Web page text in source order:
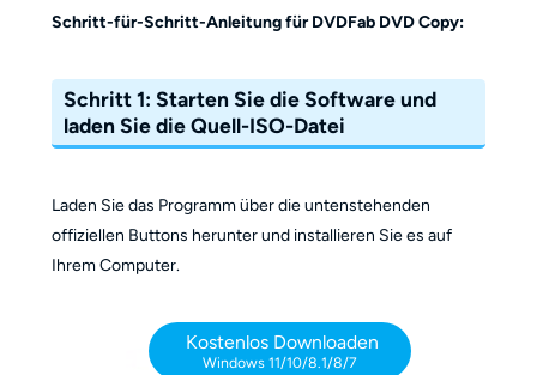
Schritt-für-Schritt-Anleitung für DVDFab DVD Copy:
Schritt 1: Starten Sie die Software und
laden Sie die Quell-ISO-Datei
Laden Sie das Programm über die untenstehenden
offiziellen Buttons herunter und installieren Sie es auf
Ihrem Computer.
Kostenlos Downloaden
Windows 11/10/8.1/8/7